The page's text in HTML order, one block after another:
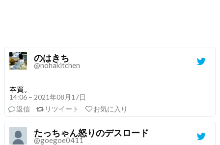
のはきち
@nohakitchen
本質。
14:06 – 2021年08月17日
返信
リツイート お気に入り
たっちゃん怒りのデスロード
@goegoe0411